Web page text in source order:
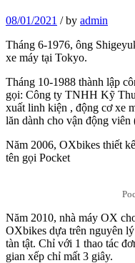
08/01/2021 /by admin
Tháng 6-1976, ông
xe máy tại Tokyo.
Tháng 10-1988 thành lập
gọi: Công ty TNHH Kỹ
xuất linh kiện , động cơ xe
lăn dành cho vận động viên
Năm 2006, OXbikes thiết
tên gọi Pocket
Năm 2010, nhà máy OX
OXbikes dựa trên nguyên
tàn tật. Chỉ với 1 thao tác
gian xếp chỉ mất 3 giây.